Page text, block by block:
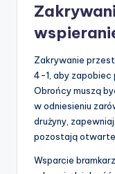
Zakrywanie
4-1, aby zapobiec
Obrońcy muszą
w odniesieniu
drużyny,
pozostają otwarte
Wsparcie